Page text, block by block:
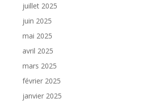
juillet 2025
juin 2025
mai 2025
avril 2025
mars 2025
février 2025
janvier 2025